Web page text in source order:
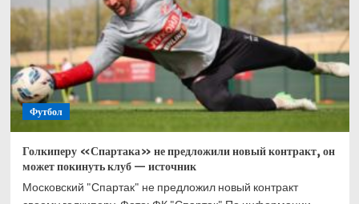
способен
играть
за
сборную
России
Футбол
Голкиперу «Спартака» не предложили новый контракт, он
может покинуть клуб — источник
Московский "Спартак" не предложил новый контракт